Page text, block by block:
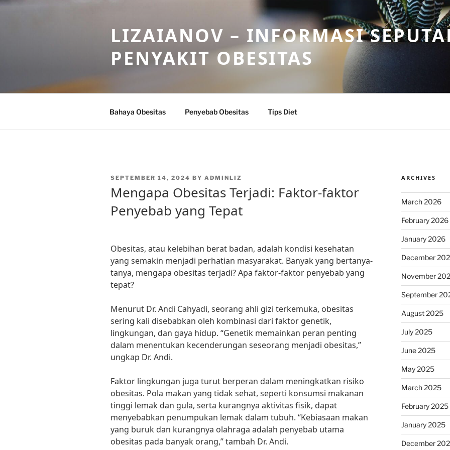
Skip
LIZAIANOV – INFORMASI
PENYAKIT OBESITAS
Bahaya Obesitas Penyebab Obesitas Tips Diet
POSTED
SEPTEMBER 14, 2024 BY ADMINLIZ
Mengapa Obesitas Terjadi: Faktor-faktor
Penyebab yang Tepat
Obesitas, atau kelebihan berat badan, adalah kondisi kesehatan
yang semakin menjadi perhatian masyarakat. Banyak yang bertanya-
tanya, mengapa obesitas terjadi? Apa faktor-faktor penyebab yang
tepat?
Menurut Dr. Andi Cahyadi, seorang ahli gizi terkemuka, obesitas
sering kali disebabkan oleh kombinasi dari faktor genetik,
lingkungan, dan gaya hidup. “Genetik memainkan peran penting
dalam menentukan kecenderungan seseorang menjadi obesitas,”
ungkap Dr. Andi.
Faktor lingkungan juga turut berperan dalam meningkatkan risiko
obesitas. Pola makan yang tidak sehat, seperti konsumsi makanan
tinggi lemak dan gula, serta kurangnya aktivitas fisik, dapat
menyebabkan penumpukan lemak dalam tubuh. “Kebiasaan makan
yang buruk dan kurangnya olahraga adalah penyebab utama
obesitas pada banyak orang,” tambah Dr. Andi.
ARCHIVES
March 2026
February 2026
January 2026
December
November
September
August 2025
July 2025
June 2025
May 2025
March 2025
February 2025
January 2025
December